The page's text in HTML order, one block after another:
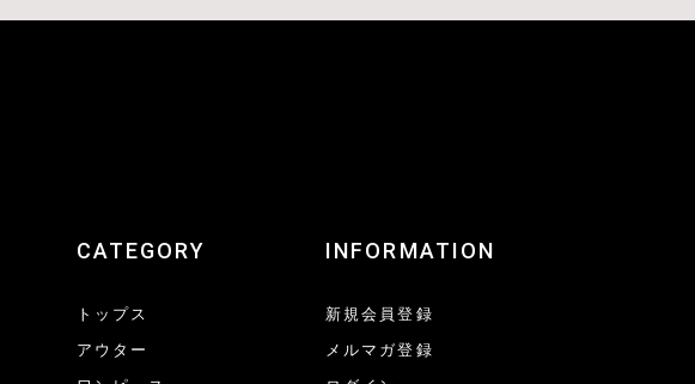
CATEGORY
トップス
アウター
INFORMATION
新規会員登録
メルマガ登録